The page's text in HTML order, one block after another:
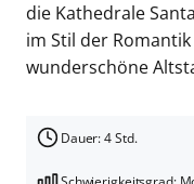
die Kathedrale
im Stil der
wunderschöne
Dauer: 4 Std.